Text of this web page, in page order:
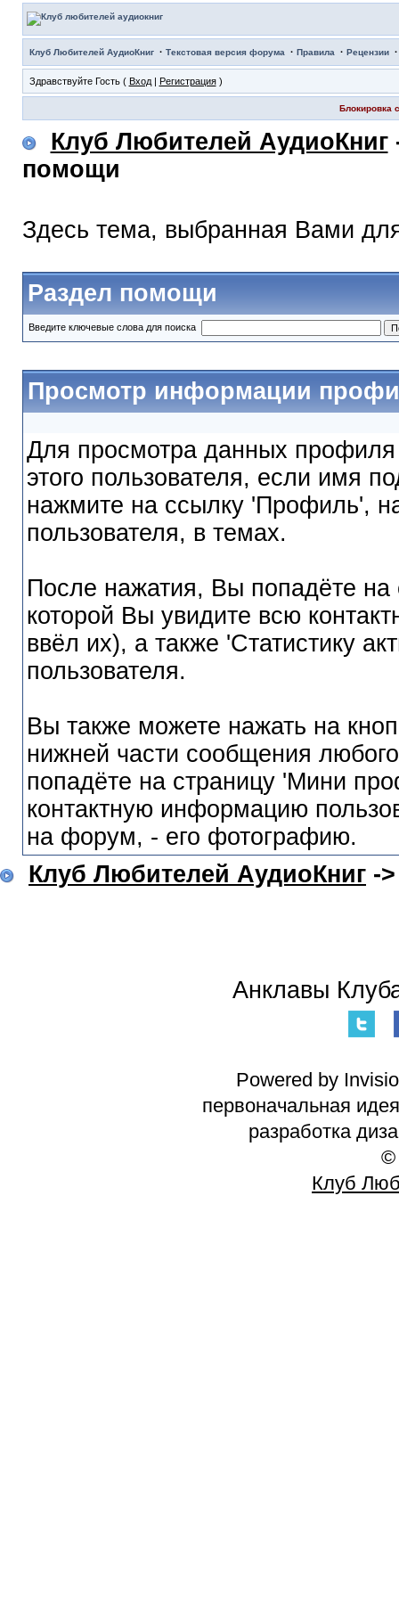
Клуб Любителей АудиоКниг· Текстовая версия форума · Правила · Рецензии
Здравствуйте Гость ( Вход| Регистрация)
Блокировка
Клуб Любителей АудиоКниг
помощи
Здесь тема, выбранная Вами
Раздел помощи
Введите ключевые слова для поиска
Просмотр информации
Для просмотра данных
этого пользователя, если имя
нажмите на ссылку 'Профиль',
пользователя, в темах.
После нажатия, Вы попадёте на
которой Вы увидите всю
ввёл их), а также 'Статистику
пользователя.
Вы также можете нажать на
нижней части сообщения
попадёте на страницу 'Мини
контактную информацию
на форум, - его фотографию.
Клуб Любителей АудиоКниг -
Анклавы
Powered by
первоначальная
разработка
©
Клуб